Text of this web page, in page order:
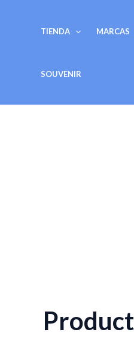
TIENDA MARCAS
SOUVENIR